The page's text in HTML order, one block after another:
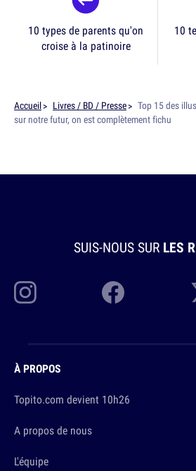
10 types de parents qu'on
croise à la patinoire
10
Accueil Livres / BD / Presse
Top 15 des
sur notre futur, on est complètement fichu
SUIS-NOUS SUR LES
À PROPOS
Topito.com devient 10h26
A propos de nous
L'équipe